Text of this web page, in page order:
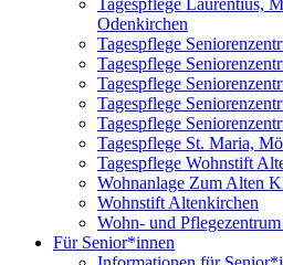
Tagespflege Laurentius,
Odenkirchen
Tagespflege
Tagespflege
Tagespflege
Tagespflege
Tagespflege
Tagespflege St. Maria,
Tagespflege Wohnstift
Wohnanlage Zum Alten
Wohnstift Altenkirchen
Wohn- und
Für Senior*innen